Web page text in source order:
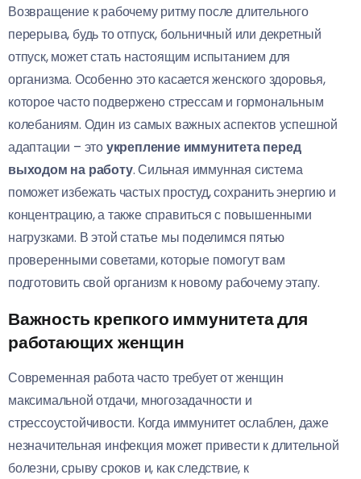
Возвращение к рабочему ритму после длительного
перерыва, будь то отпуск, больничный или декретный
отпуск, может стать настоящим испытанием для
организма. Особенно это касается женского здоровья,
которое часто подвержено стрессам и гормональным
колебаниям. Один из самых важных аспектов успешной
адаптации – этоукрепление иммунитета перед
выходом на работу. Сильная иммунная система
поможет избежать частых простуд, сохранить энергию и
концентрацию, а также справиться с повышенными
нагрузками. В этой статье мы поделимся пятью
проверенными советами, которые помогут вам
подготовить свой организм к новому рабочему этапу.
Важность крепкого иммунитета для
работающих женщин
Современная работа часто требует от женщин
максимальной отдачи, многозадачности и
стрессоустойчивости. Когда иммунитет ослаблен, даже
незначительная инфекция может привести к длительной
болезни, срыву сроков и, как следствие, к